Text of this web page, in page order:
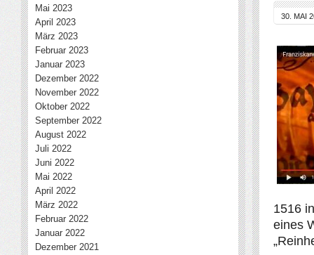
30. MAI
1516
eines
Mai 2023
April 2023
März 2023
Februar 2023
Januar 2023
Dezember 2022
November 2022
Oktober 2022
September 2022
August 2022
Juli 2022
Juni 2022
Mai 2022
April 2022
März 2022
Februar 2022
Januar 2022
Dezember 2021